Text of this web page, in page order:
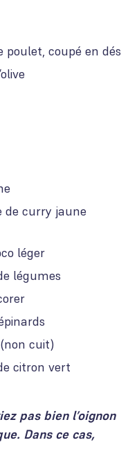
coupé en dés
de curry jaune
léger
légumes
cuit)
citron vert
pas bien l’oignon
Dans ce cas,